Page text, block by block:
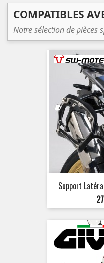
COMPATIBLES
Notre sélection de pièces
Support